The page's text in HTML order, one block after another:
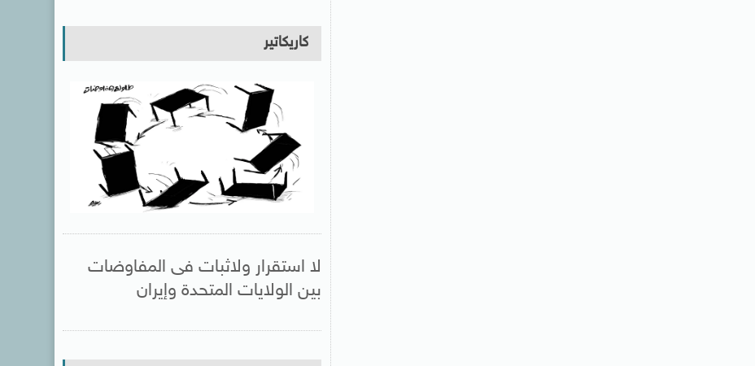
كاريكاتير
لا استقرار ولاثبات فى المفاوضات
بين الولايات المتحدة وإيران